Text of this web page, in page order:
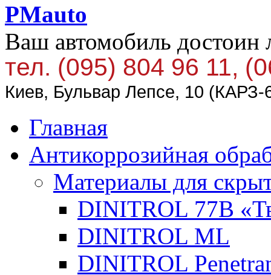
PMauto
Ваш автомобиль достоин
тел. (095) 804 96 11,
Киев, Бульвар Лепсе, 10 (КАРЗ-
Главная
Антикоррозийная
Материалы для
DINITROL 77В
DINITROL ML
DINITROL